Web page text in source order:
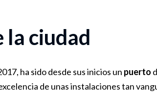
la ciudad
ha sido desde sus inicios un puerto
de unas instalaciones tan